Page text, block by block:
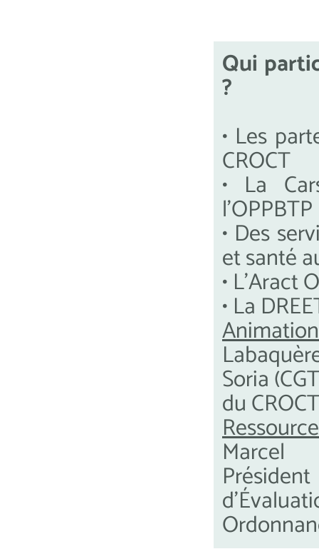
Qui
?
• Les
CROCT
• La
l’OPPBTP
• Des
et santé
• L'Aract
• La
Animation
Soria
du CROCT
Marcel